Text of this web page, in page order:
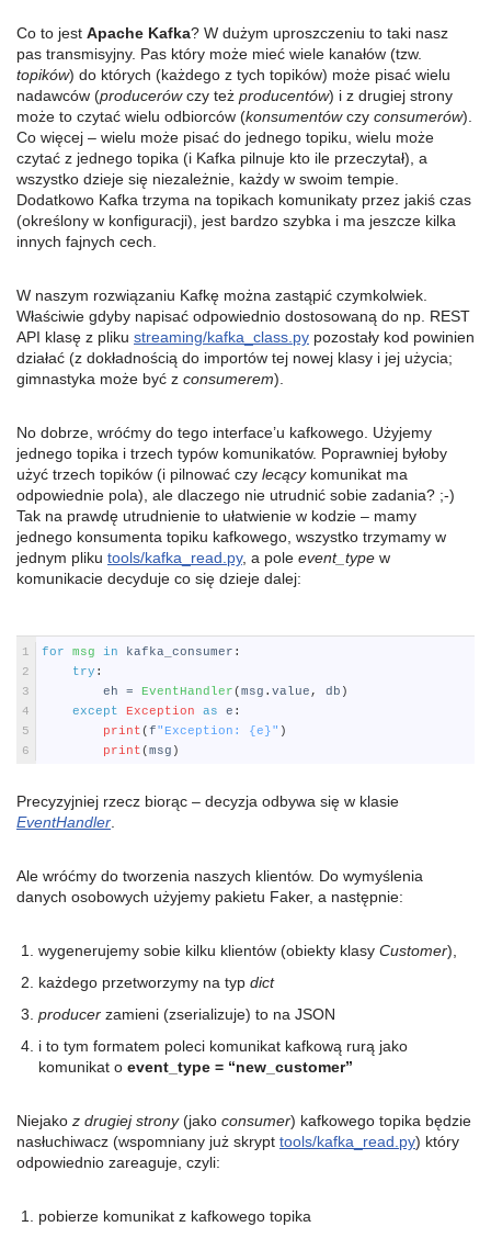
Co to jest Apache Kafka? W dużym uproszczeniu to taki nasz
pas transmisyjny. Pas który może mieć wiele kanałów (tzw.
topików) do których (każdego z tych topików) może pisać wielu
nadawców (producerówczy też producentów) i z drugiej strony
może to czytać wielu odbiorców (konsumentówczy consumerów).
Co więcej – wielu może pisać do jednego topiku, wielu może
czytać z jednego topika (i Kafka pilnuje kto ile przeczytał), a
wszystko dzieje się niezależnie, każdy w swoim tempie.
Dodatkowo Kafka trzyma na topikach komunikaty przez jakiś czas
(określony w konfiguracji), jest bardzo szybka i ma jeszcze kilka
innych fajnych cech.
W naszym rozwiązaniu Kafkę można zastąpić czymkolwiek.
Właściwie gdyby napisać odpowiednio dostosowaną do np. REST
API klasę z pliku streaming/kafka_class.py pozostały kod powinien
działać (z dokładnością do importów tej nowej klasy i jej użycia;
gimnastyka może być z consumerem).
No dobrze, wróćmy do tego interface’u kafkowego. Użyjemy
jednego topika i trzech typów komunikatów. Poprawniej byłoby
użyć trzech topików (i pilnować czy lecącykomunikat ma
odpowiednie pola), ale dlaczego nie utrudnić sobie zadania? ;-)
Tak na prawdę utrudnienie to ułatwienie w kodzie – mamy
jednego konsumenta topiku kafkowego, wszystko trzymamy w
jednym pliku tools/kafka_read.py, a pole event_type w
komunikacie decyduje co się dzieje dalej:
1
2
3
4
5
6
for msg in kafka_consumer :
try :
eh
= EventHandler(msg . value , db )
except
Exception as e :
print(f"Exception: {e}" )
print(msg )
Precyzyjniej rzecz biorąc – decyzja odbywa się w klasie
EventHandler
Ale wróćmy do tworzenia naszych klientów. Do wymyślenia
danych osobowych użyjemy pakietu Faker, a następnie:
wygenerujemy sobie kilku klientów (obiekty klasy Customer),
każdego przetworzymy na typ dict
producer zamieni (zserializuje) to na JSON
i to tym formatem poleci komunikat kafkową rurą jako
komunikat o event_type = “new_customer”
Niejako z drugiej strony(jako consumer) kafkowego topika będzie
nasłuchiwacz (wspomniany już skrypt tools/kafka_read.py) który
odpowiednio zareaguje, czyli:
pobierze komunikat z kafkowego topika